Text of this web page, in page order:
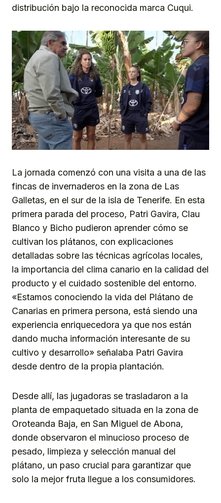
distribución bajo la reconocida marca Cuqui.
La jornada comenzó con una visita a una de las
fincas de invernaderos en la zona de Las
Galletas, en el sur de la isla de Tenerife. En esta
primera parada del proceso, Patri Gavira, Clau
Blanco y Bicho pudieron aprender cómo se
cultivan los plátanos, con explicaciones
detalladas sobre las técnicas agrícolas locales,
la importancia del clima canario en la calidad del
producto y el cuidado sostenible del entorno.
«Estamos conociendo la vida del Plátano de
Canarias en primera persona, está siendo una
experiencia enriquecedora ya que nos están
dando mucha información interesante de su
cultivo y desarrollo» señalaba Patri Gavira
desde dentro de la propia plantación.
Desde allí, las jugadoras se trasladaron a la
planta de empaquetado situada en la zona de
Oroteanda Baja, en San Miguel de Abona,
donde observaron el minucioso proceso de
pesado, limpieza y selección manual del
plátano, un paso crucial para garantizar que
solo la mejor fruta llegue a los consumidores.